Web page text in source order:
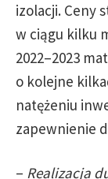
izolacji. Ceny
w ciągu kilku
2022–2023
o kolejne
natężeniu
zapewnienie
– Realizacja